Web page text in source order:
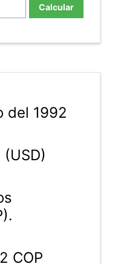
Calcular
del 1992
COP